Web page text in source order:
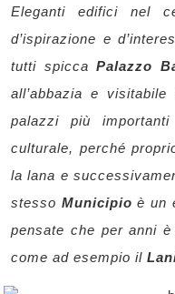
Eleganti edifici nel
d’ispirazione e
tutti spicca Palazzo
all’abbazia e
palazzi più
culturale, perché
la lana e
stesso Municipio è un
pensate che per anni
come ad esempio il